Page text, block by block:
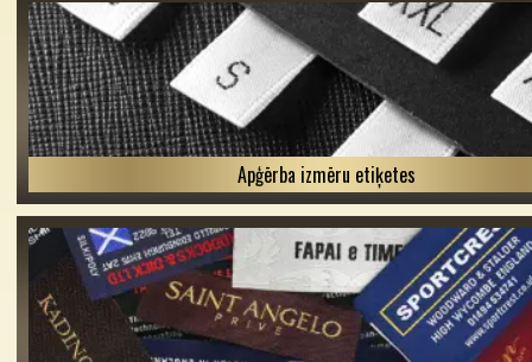
Apģērba izmēru etiķetes